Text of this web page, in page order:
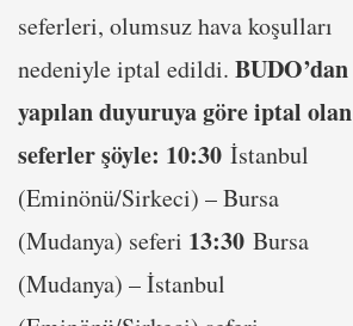
seferleri, olumsuz hava koşulları
nedeniyle iptal edildi. BUDO’dan
yapılan duyuruya göre iptal olan
seferler şöyle: 10:30 İstanbul
(Eminönü/Sirkeci) – Bursa
(Mudanya) seferi 13:30 Bursa
(Mudanya) – İstanbul